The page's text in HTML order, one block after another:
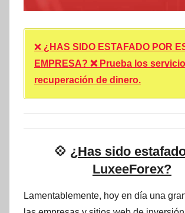
❌ ¿HAS SIDO ESTAFADO POR
EMPRESA? ❌ Prueba los
recuperación de dinero.
💠 ¿Has sido
LuxeeForex?
Lamentablemente, hoy en día una